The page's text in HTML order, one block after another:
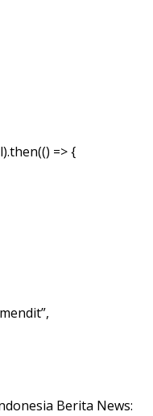
=> {
Berita News: